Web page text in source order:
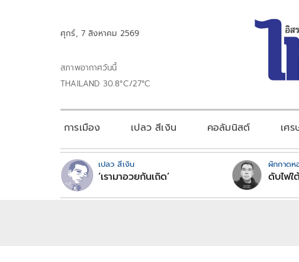
ศุกร์, 7 สิงหาคม 2569
สภาพอากาศวันนี้
THAILAND 30.8°C/27°C
การเมือง เปลว สีเงิน คอลัมนิสต์ เศ
เปลว สีเงิน
‘เรามาอวยกันเถิด’
ผักกาดห
ดับไฟใ